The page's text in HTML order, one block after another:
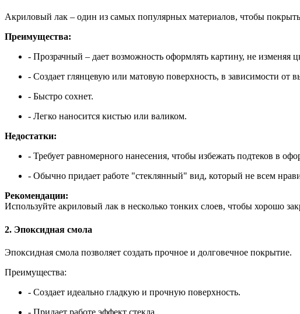
Акриловый лак – один из самых популярных материалов, чтобы
Преимущества:
- Прозрачный – дает возможность оформлять картину, не изменяя
- Создает глянцевую или матовую поверхность, в зависимости от
- Быстро сохнет.
- Легко наносится кистью или валиком.
Недостатки:
- Требует равномерного нанесения, чтобы избежать подтеков в
- Обычно придает работе "стеклянный" вид, который не всем
Рекомендации:
Используйте акриловый лак в несколько тонких слоев, чтобы хорошо
2. Эпоксидная смола
Эпоксидная смола позволяет создать прочное и долговечное покрытие.
Преимущества:
- Создает идеально гладкую и прочную поверхность.
- Придает работе эффект стекла